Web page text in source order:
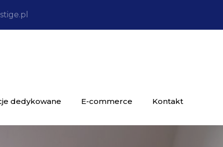
dedykowane E-commerce Kontakt